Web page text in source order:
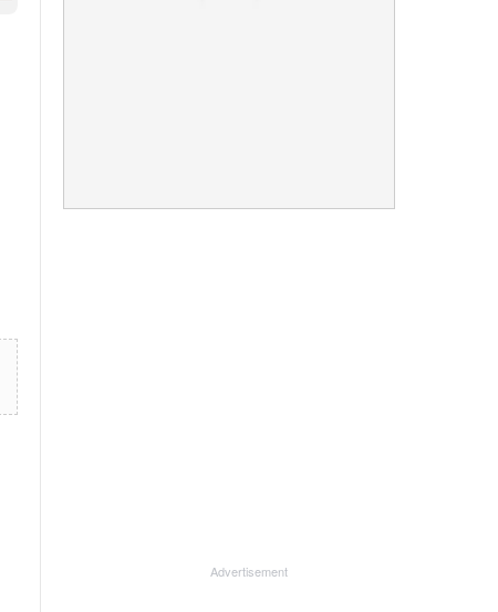
Advertisement